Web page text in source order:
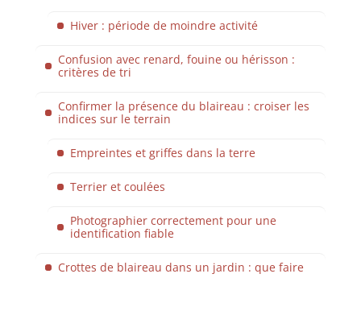
Hiver : période de moindre activité
Confusion avec renard, fouine ou hérisson :
critères de tri
Confirmer la présence du blaireau : croiser les
indices sur le terrain
Empreintes et griffes dans la terre
Terrier et coulées
Photographier correctement pour une
identification fiable
Crottes de blaireau dans un jardin : que faire